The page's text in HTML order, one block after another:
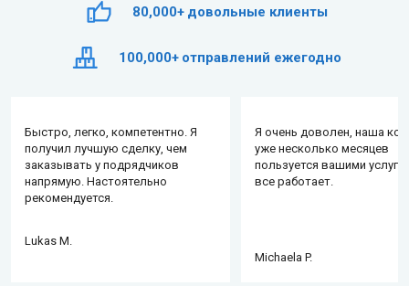
80,000+ довольные клиенты
100,000+ отправлений ежегодно
Быстро, легко, компетентно. Я
получил лучшую сделку, чем
заказывать у подрядчиков
напрямую. Настоятельно
рекомендуется.
Lukas M.
Я очень доволен, наша
уже несколько месяцев
пользуется вашими
все работает.
Michaela P.